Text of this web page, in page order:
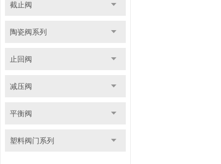
截止阀
陶瓷阀系列
止回阀
减压阀
平衡阀
塑料阀门系列